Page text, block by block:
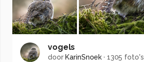
vogels
door KarinSnoek · 1305 foto's